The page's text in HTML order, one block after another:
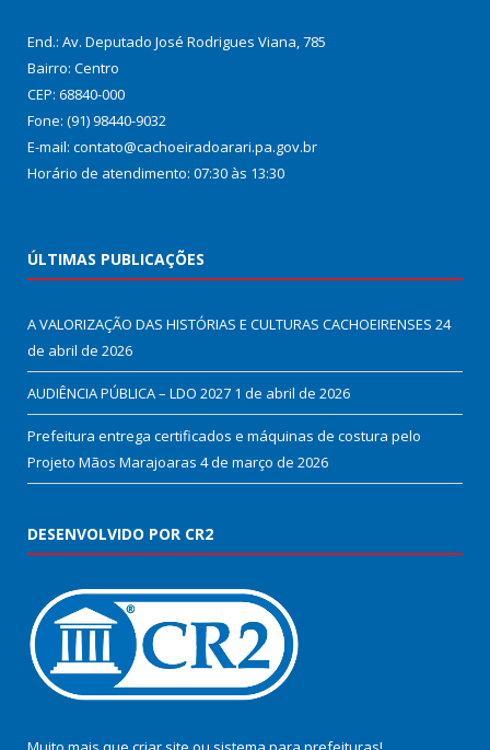
End.: Av. Deputado José Rodrigues Viana, 785
Bairro: Centro
CEP: 68840-000
Fone: (91) 98440-9032
E-mail: contato@cachoeiradoarari.pa.gov.br
Horário de atendimento: 07:30 às 13:30
ÚLTIMAS PUBLICAÇÕES
A VALORIZAÇÃO DAS HISTÓRIAS E CULTURAS CACHOEIRENSES 24
de abril de 2026
AUDIÊNCIA PÚBLICA – LDO 2027 1 de abril de 2026
Prefeitura entrega certificados e máquinas de costura pelo
Projeto Mãos Marajoaras 4 de março de 2026
DESENVOLVIDO POR CR2